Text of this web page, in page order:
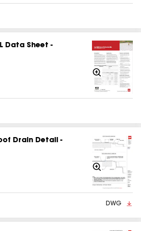
Data Sheet -
Acercarse
Drain Detail -
Acercarse
DWG